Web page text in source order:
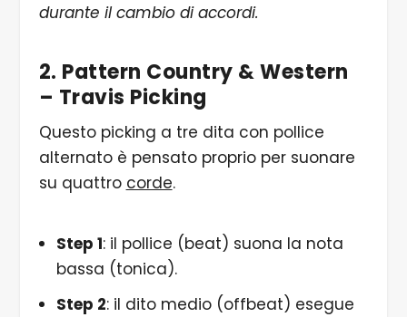
durante il cambio di accordi.
2. Pattern Country & Western
– Travis Picking
Questo picking a tre dita con pollice
alternato è pensato proprio per suonare
su quattro corde.
Step 1: il pollice (beat) suona la nota
bassa (tonica).
Step 2: il dito medio (offbeat) esegue